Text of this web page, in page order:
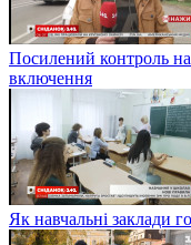
Посилений контроль
включення
Як навчальні заклади